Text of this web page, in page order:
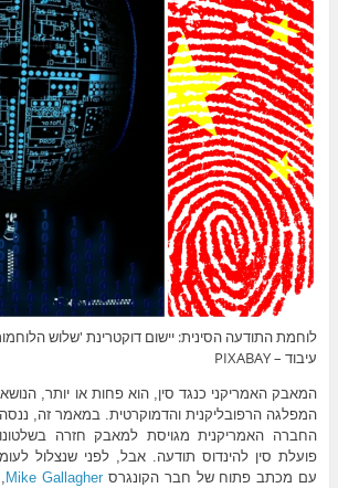
לוחמת התודעה הסינית: יישום דוקטרינת 'שלוש
עיבוד – PIXABAY
המאבק האמריקני כנגד סין, הוא פחות או יותר,
המפלגה הרפובליקנית והדמוקרטית. במאמר זה,
החברה האמריקנית מגויסת למאבק חזרה
פועלת סין להינדוס תודעה. אבל, לפני שנצלול
עם מכתב פתוח של חבר הקונגרס Mike Gallagher